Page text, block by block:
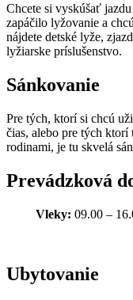
Chcete si vyskúšať
zapáčilo lyžovanie a
nájdete detské lyže,
lyžiarske príslušenstvo.
Sánkovanie
Pre tých, ktorí si chcú
čias, alebo pre tých
rodinami, je tu skvelá
Prevádzková
Vleky: 09.00 –
Ubytovanie